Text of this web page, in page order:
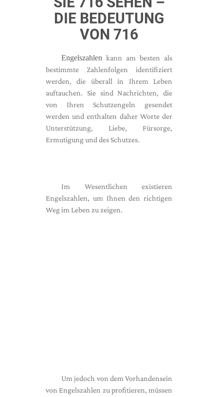
DIE BEDEUTUNG
VON 716
Engelszahlen kann am besten als
bestimmte Zahlenfolgen identifiziert
werden, die überall in Ihrem Leben
auftauchen. Sie sind Nachrichten, die
von Ihren Schutzengeln gesendet
werden und enthalten daher Worte der
Unterstützung, Liebe, Fürsorge,
Ermutigung und des Schutzes.
Im Wesentlichen existieren
Engelszahlen, um Ihnen den richtigen
Weg im Leben zu zeigen.
Um jedoch von dem Vorhandensein
von Engelszahlen zu profitieren, müssen